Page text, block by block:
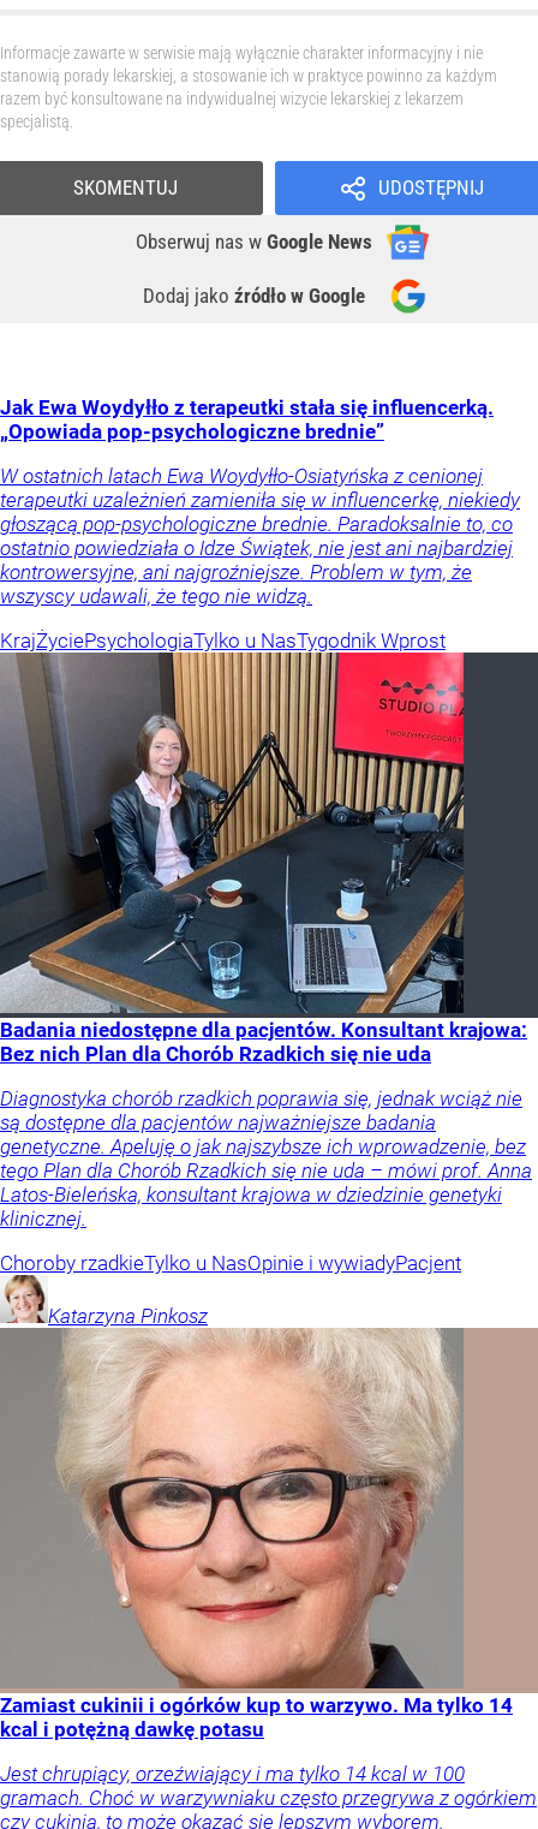
Informacje zawarte w serwisie mają wyłącznie charakter informacyjny i nie
stanowią porady lekarskiej, a stosowanie ich w praktyce powinno za każdym
razem być konsultowane na indywidualnej wizycie lekarskiej z lekarzem
specjalistą.
UDOSTĘPNIJ
Obserwuj nas w Google News
Dodaj jako źródło w Google
SKOMENTUJ
Jak Ewa Woydyłło z terapeutki stała się influencerką.
„Opowiada pop-psychologiczne brednie”
W ostatnich latach Ewa Woydyłło-Osiatyńska z cenionej
terapeutki uzależnień zamieniła się w influencerkę, niekiedy
głoszącą pop-psychologiczne brednie. Paradoksalnie to, co
ostatnio powiedziała o Idze Świątek, nie jest ani najbardziej
kontrowersyjne, ani najgroźniejsze. Problem w tym, że
wszyscy udawali, że tego nie widzą.
KrajŻyciePsychologiaTylko u NasTygodnik Wprost
Badania niedostępne dla pacjentów. Konsultant krajowa:
Bez nich Plan dla Chorób Rzadkich się nie uda
Diagnostyka chorób rzadkich poprawia się, jednak wciąż nie
są dostępne dla pacjentów najważniejsze badania
genetyczne. Apeluję o jak najszybsze ich wprowadzenie, bez
tego Plan dla Chorób Rzadkich się nie uda – mówi prof. Anna
Latos-Bieleńska, konsultant krajowa w dziedzinie genetyki
klinicznej.
Choroby rzadkieTylko u NasOpinie i wywiadyPacjent
Katarzyna Pinkosz
Zamiast cukinii i ogórków kup to warzywo. Ma tylko 14
kcal i potężną dawkę potasu
Jest chrupiący, orzeźwiający i ma tylko 14 kcal w 100
gramach. Choć w warzywniaku często przegrywa z ogórkiem
czy cukinią, to może okazać się lepszym wyborem.